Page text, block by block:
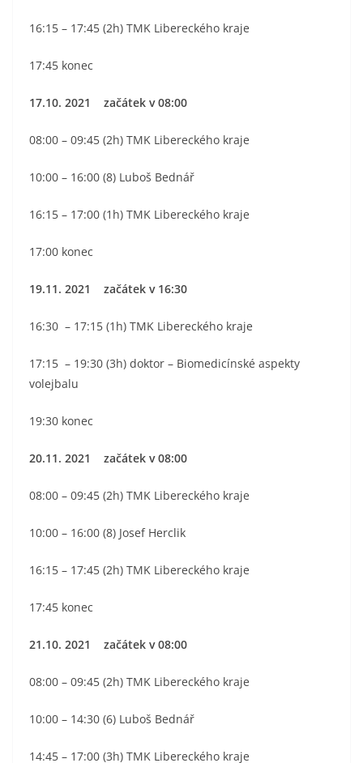
16:15 – 17:45 (2h) TMK Libereckého kraje
17:45 konec
17.10. 2021 začátek v 08:00
08:00 – 09:45 (2h) TMK Libereckého kraje
10:00 – 16:00 (8) Luboš Bednář
16:15 – 17:00 (1h) TMK Libereckého kraje
17:00 konec
19.11. 2021 začátek v 16:30
16:30 – 17:15 (1h) TMK Libereckého kraje
17:15 – 19:30 (3h) doktor – Biomedicínské aspekty
volejbalu
19:30 konec
20.11. 2021 začátek v 08:00
08:00 – 09:45 (2h) TMK Libereckého kraje
10:00 – 16:00 (8) Josef Herclik
16:15 – 17:45 (2h) TMK Libereckého kraje
17:45 konec
21.10. 2021 začátek v 08:00
08:00 – 09:45 (2h) TMK Libereckého kraje
10:00 – 14:30 (6) Luboš Bednář
14:45 – 17:00 (3h) TMK Libereckého kraje